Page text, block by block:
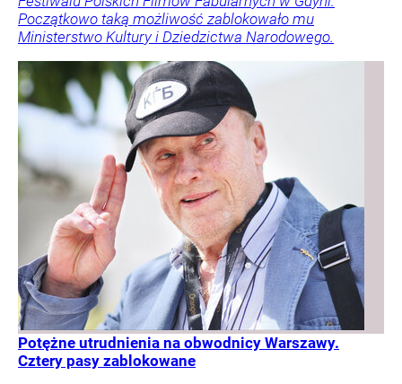
Początkowo taką możliwość zablokowało mu
Ministerstwo Kultury i Dziedzictwa Narodowego.
Potężne utrudnienia na obwodnicy Warszawy.
Cztery pasy zablokowane